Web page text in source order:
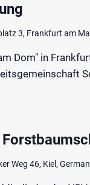
3, Frankfurt am
Dom" in
Weg 46, Kiel,